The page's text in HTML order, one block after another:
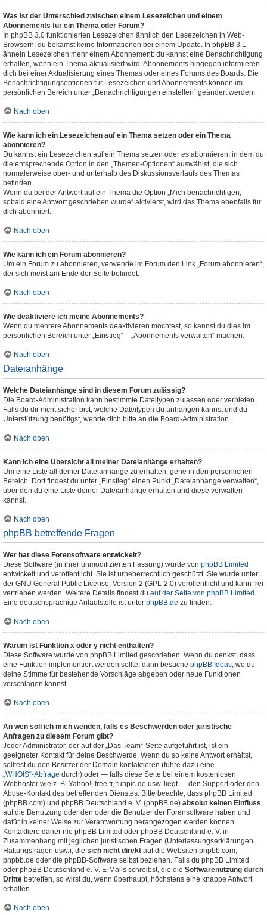
Was ist der Unterschied zwischen einem Lesezeichen und einem
Abonnements für ein Thema oder Forum?
In phpBB 3.0 funktionierten Lesezeichen ähnlich den Lesezeichen in Web-
Browsern: du bekamst keine Informationen bei einem Update. In phpBB 3.1
ähneln Lesezeichen mehr einem Abonnement: du kannst eine Benachrichtigung
erhalten, wenn ein Thema aktualisiert wird. Abonnements hingegen informieren
dich bei einer Aktualisierung eines Themas oder eines Forums des Boards. Die
Benachrichtigungsoptionen für Lesezeichen und Abonnements können im
persönlichen Bereich unter „Benachrichtigungen einstellen“ geändert werden.
Nach oben
Wie kann ich ein Lesezeichen auf ein Thema setzen oder ein Thema
abonnieren?
Du kannst ein Lesezeichen auf ein Thema setzen oder es abonnieren, in dem du
die entsprechende Option in den „Themen-Optionen“ auswählst, die sich
normalerweise ober- und unterhalb des Diskussionsverlaufs des Themas
befinden.
Wenn du bei der Antwort auf ein Thema die Option „Mich benachrichtigen,
sobald eine Antwort geschrieben wurde“ aktivierst, wird das Thema ebenfalls für
dich abonniert.
Nach oben
Wie kann ich ein Forum abonnieren?
Um ein Forum zu abonnieren, verwende im Forum den Link „Forum abonnieren“,
der sich meist am Ende der Seite befindet.
Nach oben
Wie deaktiviere ich meine Abonnements?
Wenn du mehrere Abonnements deaktivieren möchtest, so kannst du dies im
persönlichen Bereich unter „Einstieg“ – „Abonnements verwalten“ machen.
Nach oben
Dateianhänge
Welche Dateianhänge sind in diesem Forum zulässig?
Die Board-Administration kann bestimmte Dateitypen zulassen oder verbieten.
Falls du dir nicht sicher bist, welche Dateitypen du anhängen kannst und du
Unterstützung benötigst, wende dich bitte an die Board-Administration.
Nach oben
Kann ich eine Übersicht all meiner Dateianhänge erhalten?
Um eine Liste all deiner Dateianhänge zu erhalten, gehe in den persönlichen
Bereich. Dort findest du unter „Einstieg“ einen Punkt „Dateianhänge verwalten“,
über den du eine Liste deiner Dateianhänge erhalten und diese verwalten
kannst.
Nach oben
phpBB betreffende Fragen
Wer hat diese Forensoftware entwickelt?
Diese Software (in ihrer unmodifizierten Fassung) wurde von phpBB Limited
entwickelt und veröffentlicht. Sie ist urheberrechtlich geschützt. Sie wurde unter
der GNU General Public License, Version 2 (GPL-2.0) veröffentlicht und kann frei
vertrieben werden. Weitere Details findest du auf der Seite von phpBB Limited .
Eine deutschsprachige Anlaufstelle ist unter phpBB.de zu finden.
Nach oben
Warum ist Funktion x oder y nicht enthalten?
Diese Software wurde von phpBB Limited geschrieben. Wenn du denkst, dass
eine Funktion implementiert werden sollte, dann besuche phpBB Ideas, wo du
deine Stimme für bestehende Vorschläge abgeben oder neue Funktionen
vorschlagen kannst.
Nach oben
An wen soll ich mich wenden, falls es Beschwerden oder juristische
Anfragen zu diesem Forum gibt?
Jeder Administrator, der auf der „Das Team“-Seite aufgeführt ist, ist ein
geeigneter Kontakt für deine Beschwerde. Wenn du so keine Antwort erhältst,
solltest du den Besitzer der Domain kontaktieren (führe dazu eine
„WHOIS“-Abfrage durch) oder — falls diese Seite bei einem kostenlosen
Webhoster wie z. B. Yahoo!, free.fr, funpic.de usw. liegt — den Support oder den
Abuse-Kontakt des betreffenden Dienstes. Bitte beachte, dass phpBB Limited
(phpBB.com) und phpBB Deutschland e. V. (phpBB.de) absolut keinen Einfluss
auf die Benutzung oder den oder die Benutzer der Forensoftware haben und
dafür in keiner Weise zur Verantwortung herangezogen werden können.
Kontaktiere daher nie phpBB Limited oder phpBB Deutschland e. V. in
Zusammenhang mit jeglichen juristischen Fragen (Unterlassungserklärungen,
Haftungsfragen usw.), die sich nicht direkt auf die Websiten phpbb.com,
phpbb.de oder die phpBB-Software selbst beziehen. Falls du phpBB Limited
oder phpBB Deutschland e. V. E-Mails schreibst, die die Softwarenutzung durch
Dritte betreffen, so wirst du, wenn überhaupt, höchstens eine knappe Antwort
erhalten.
Nach oben